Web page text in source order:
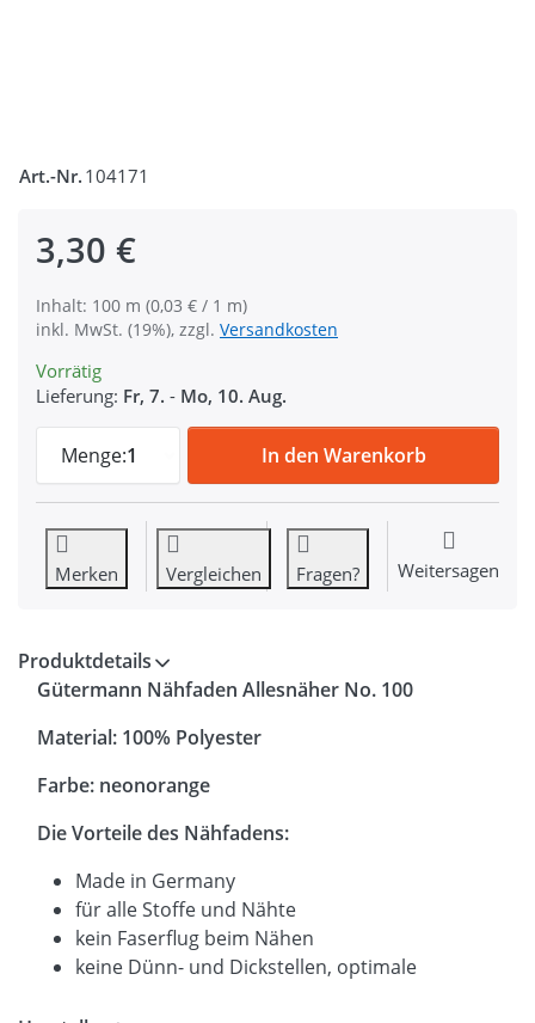
Art.-Nr. 104171
3,30 €
Inhalt: 100 m (0,03 € / 1 m)
inkl. MwSt. (19%), zzgl. Versandkosten
Vorrätig
Lieferung: Fr, 7. - Mo, 10. Aug.
Menge:1
Gütermann Garn - Allesnäher NEON
In den Warenkorb
Merken Vergleichen Fragen? Weitersagen
Produktdetails
Gütermann Nähfaden Allesnäher No. 100
Material: 100% Polyester
Farbe: neonorange
Die Vorteile des Nähfadens:
Made in Germany
für alle Stoffe und Nähte
kein Faserflug beim Nähen
keine Dünn- und Dickstellen, optimale